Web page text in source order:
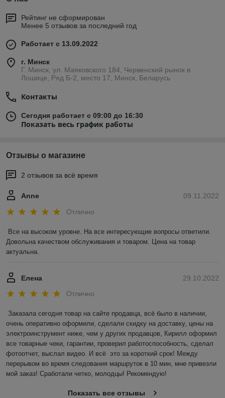
Рейтинг не сформирован
Менее 5 отзывов за последний год
Работает с 13.09.2022
г. Минск
Г. Минск, ул. Маяковского 184, Червенский рынок в
Лошице, Ряд Б-2, место 17, Минск, Беларусь
Контакты
Сегодня работает с 09:00 до 16:30
Показать весь график работы
Отзывы о магазине
2 отзывов за всё время
09.11.2022
Anne
Отлично
Все на высоком уровне. На все интересующие вопросы ответили.
Довольна качеством обслуживания и товаром. Цена на товар
актуальна.
29.10.2022
Елена
Отлично
Заказала сегодня товар на сайте продавца, всё было в наличии,
очень оперативно оформили, сделали скидку на доставку, цены на
электроинструмент ниже, чем у других продавцов, Кирилл оформил
все товарные чеки, гарантии, проверил работоспособность, сделал
фотоотчет, выслал видео. И всё  это за короткий срок! Между
перерывом во время следования маршруток в 10 мин, мне привезли
мой заказ! Сработали четко, молодцы! Рекомендую!
Показать все отзывы